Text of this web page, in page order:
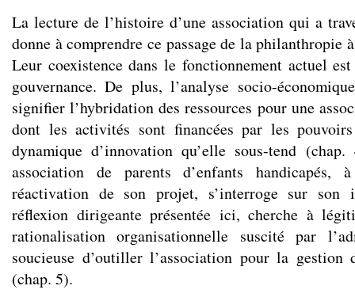
La lecture de l’histoire d’une association qui a
donne à comprendre ce passage de la philanthropie
Leur coexistence dans le fonctionnement actuel
gouvernance. De plus, l’analyse socio-
signifier l’hybridation des ressources pour une
dont les activités sont financées par les
dynamique d’innovation qu’elle sous-tend
association de parents d’enfants handicapés,
réactivation de son projet, s’interroge sur son
réflexion dirigeante présentée ici, cherche à
rationalisation organisationnelle suscité par
soucieuse d’outiller l’association pour la gestion
(chap. 5).